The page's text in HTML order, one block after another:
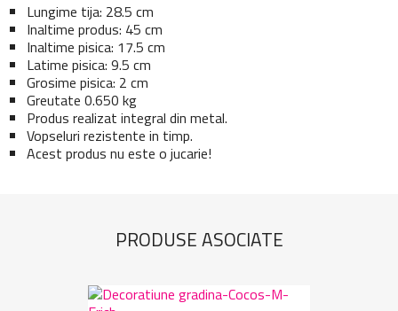
Lungime tija: 28.5 cm
Inaltime produs: 45 cm
Inaltime pisica: 17.5 cm
Latime pisica: 9.5 cm
Grosime pisica: 2 cm
Greutate 0.650 kg
Produs realizat integral din metal.
Vopseluri rezistente in timp.
Acest produs nu este o jucarie!
PRODUSE ASOCIATE